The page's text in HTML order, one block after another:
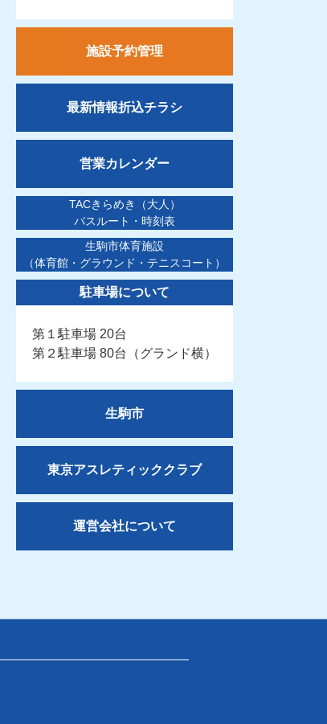
施設予約管理
最新情報折込チラシ
営業カレンダー
TACきらめき（大人）
バスルート・時刻表
生駒市体育施設
（体育館・グラウンド・テニスコート）
駐車場について
第１駐車場 20台
第２駐車場 80台（グランド横）
生駒市
東京アスレティッククラブ
運営会社について